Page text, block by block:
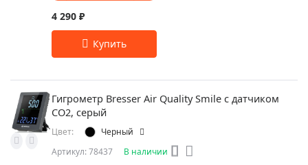
4 290 ₽
Гигрометр Bresser Air Quality Smile с датчиком
CO2, серый
Цвет: Черный
Артикул: 78437 В наличии